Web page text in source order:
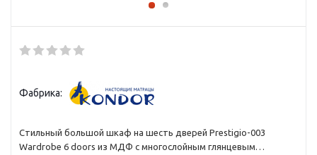
Фабрика:
Стильный большой шкаф на шесть дверей Prestigio-003
Wardrobe 6 doors из МДФ с многослойным глянцевым